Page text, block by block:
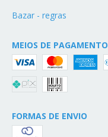
Bazar - regras
MEIOS DE PAGAMENTO
FORMAS DE ENVIO